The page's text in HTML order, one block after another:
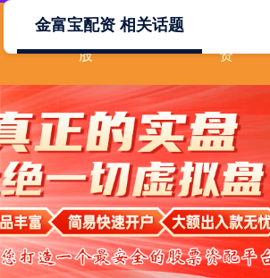
散户如何用杠杆炒
股
资
金富宝配资 相关话题